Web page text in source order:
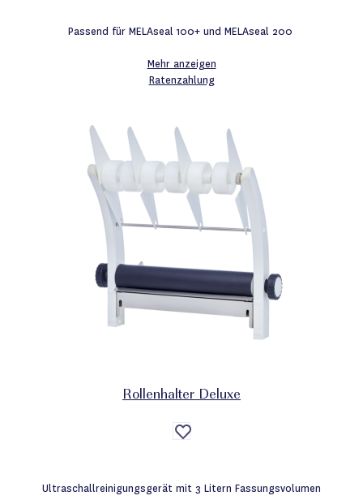
Passend für MELAseal 100+ und MELAseal 200
Mehr anzeigen
Ratenzahlung
Rollenhalter Deluxe
Auf
die
Ultraschallreinigungsgerät mit 3 Litern Fassungsvolumen